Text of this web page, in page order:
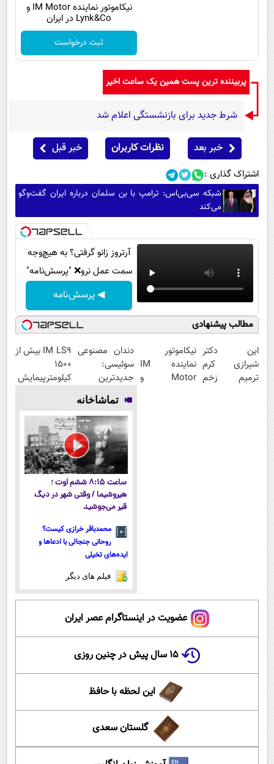
نیکاموتور نماینده IM Motor و
Lynk&Co در ایران
ثبت درخواست
پربیننده ترین پست همین یک ساعت اخیر
شرط جدید برای بازنشستگی اعلام شد
خبر بعد نظرات کاربران خبر قبل
اشتراک گذاری :
شبکه سی‌بی‌اس: ترامپ با بن سلمان درباره ایران گفت‌وگو
می‌کند
آرتروز زانو گرفتی؟ به هیچ‌وجه
سمت عمل نرو❌ "پرسش‌نامه"
◀ پرسش‌نامه
مطالب پیشنهادی
این دکتر
شیرازی کرم
ترمیم زخم
نیکاموتور
نماینده IM
Motor و
دندان مصنوعی
سوئیسی:
جدیدترین
فناوری اروپا،
سبک و مقاوم |
پرداخت قسطی
IM LS9 بیش از
1500
کیلومترپیمایش
تماشاخانه
ساعت ۸:۱۵ ششم اوت ؛
هیروشیما / وقتی شهر در دیگ
قیر می‌جوشید
محمدباقر خرازی کیست؟
روحانی جنجالی با ادعاها و
ایده‌های تخیلی
فیلم های دیگر
عضویت در اینستاگرام عصر ایران
۱۵ سال پیش در چنین روزی
این لحظه با حافظ
گلستان سعدی